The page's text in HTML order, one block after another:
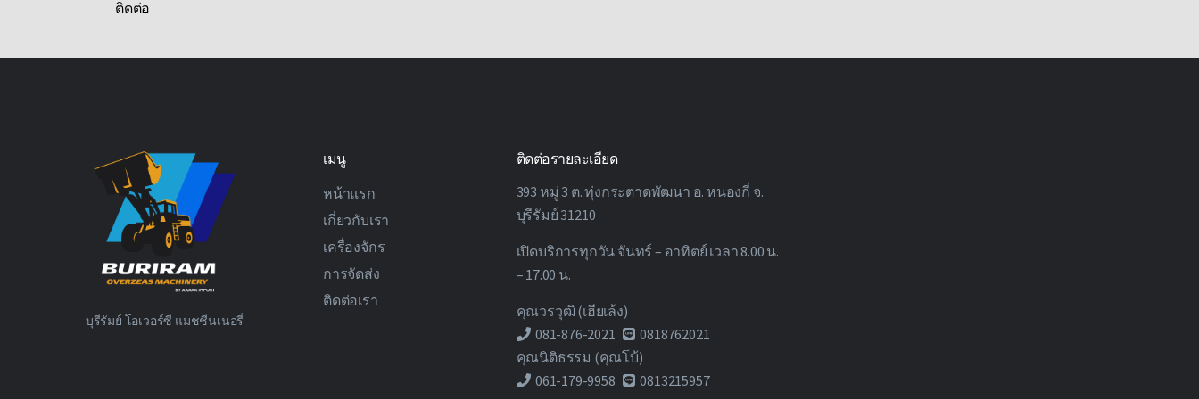
ติดต่อ
บุรีรัมย์ โอเวอร์ซี แมชชีนเนอรี่
เมนู
หน้าแรก
เกี่ยวกับเรา
เครื่องจักร
การจัดส่ง
ติดต่อเรา
ติดต่อรายละเอียด
393 หมู่ 3 ต. ทุ่งกระตาดพัฒนา อ. หนองกี่ จ.
บุรีรัมย์ 31210
เปิดบริการทุกวัน จันทร์ – อาทิตย์ เวลา 8.00 น.
– 17.00 น.
คุณวรวุฒิ (เฮียเล้ง)
081-876-2021
0818762021
คุณนิติธรรม (คุณโบ้)
061-179-9958
0813215957